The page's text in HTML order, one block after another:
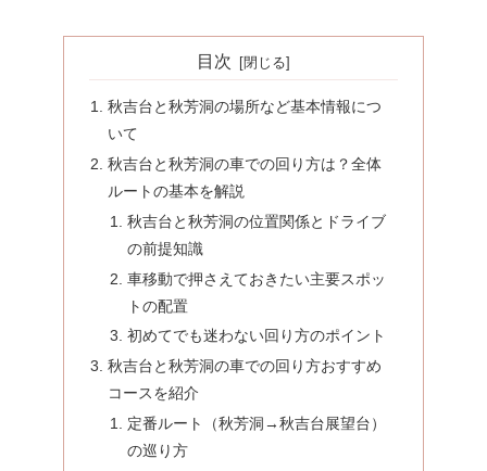
目次
秋吉台と秋芳洞の場所など基本情報につ
いて
秋吉台と秋芳洞の車での回り方は？全体
ルートの基本を解説
秋吉台と秋芳洞の位置関係とドライブ
の前提知識
車移動で押さえておきたい主要スポッ
トの配置
初めてでも迷わない回り方のポイント
秋吉台と秋芳洞の車での回り方おすすめ
コースを紹介
定番ルート（秋芳洞→秋吉台展望台）
の巡り方